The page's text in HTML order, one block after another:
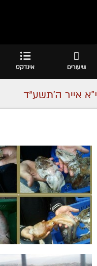
שיעורים אינדקס
י"א אייר ה׳תשע״ד